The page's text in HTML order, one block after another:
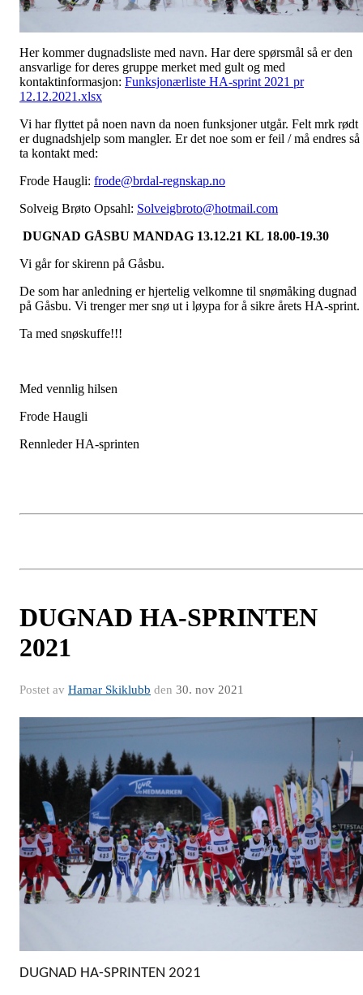
Her kommer dugnadsliste med navn. Har dere spørsmål så er den
ansvarlige for deres gruppe merket med gult og med
kontaktinformasjon: Funksjonærliste HA-sprint 2021 pr
12.12.2021.xlsx
Vi har flyttet på noen navn da noen funksjoner utgår. Felt mrk rødt
er dugnadshjelp som mangler. Er det noe som er feil / må endres så
ta kontakt med:
Frode Haugli: frode@brdal-regnskap.no
Solveig Brøto Opsahl: Solveigbroto@hotmail.com
DUGNAD GÅSBU MANDAG 13.12.21 KL 18.00-19.30
Vi går for skirenn på Gåsbu.
De som har anledning er hjertelig velkomne til snømåking dugnad
på Gåsbu. Vi trenger mer snø ut i løypa for å sikre årets HA-sprint.
Ta med snøskuffe!!!
Med vennlig hilsen
Frode Haugli
Rennleder HA-sprinten
DUGNAD HA-SPRINTEN
2021
Postet av Hamar Skiklubb den 30. nov 2021
DUGNAD HA-SPRINTEN 2021